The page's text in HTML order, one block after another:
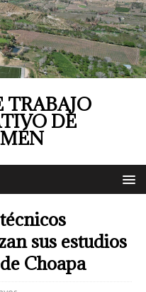
TRABAJO
DE
sus estudios
Choapa